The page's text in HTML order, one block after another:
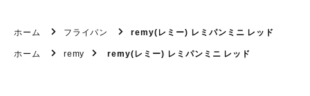
ホーム フライパン remy(レミー) レミパンミニ レッド
ホーム remy remy(レミー) レミパンミニ レッド